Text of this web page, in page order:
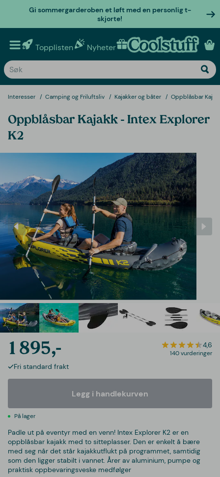
Gi sommergarderoben et løft med en personlig t-
skjorte!
Topplisten Nyheter Personlige gaver
Interesser Camping og Friluftsliv Kajakker og båter Oppblåsbar
Oppblåsbar Kajakk - Intex Explorer
K2
1 895,- 4,6
140 vurderinger
Fri standard frakt
Legg i handlekurven
På lager
Padle ut på eventyr med en venn! Intex Explorer K2 er en
oppblåsbar kajakk med to sitteplasser. Den er enkelt å bære
med seg når det står kajakkutflukt på programmet, samtidig
som den ligger stabilt i vannet. Årer av aluminium, pumpe og
praktisk oppbevaringsveske medfølger